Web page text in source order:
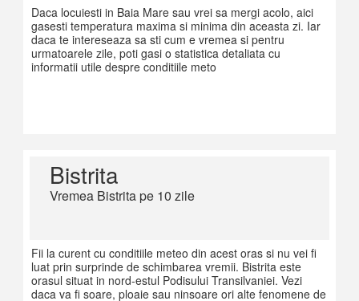
Daca locuiesti in Baia Mare sau vrei sa mergi acolo, aici
gasesti temperatura maxima si minima din aceasta zi. Iar
daca te intereseaza sa sti cum e vremea si pentru
urmatoarele zile, poti gasi o statistica detaliata cu
informatii utile despre conditiile meto
Bistrita
Vremea Bistrita pe 10 zile
Fii la curent cu conditiile meteo din acest oras si nu vei fi
luat prin surprinde de schimbarea vremii. Bistrita este
orasul situat in nord-estul Podisului Transilvaniei. Vezi
daca va fi soare, ploaie sau ninsoare ori alte fenomene de